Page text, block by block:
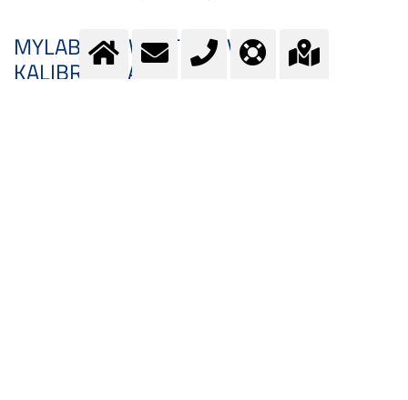
MYLAB: VERWALTUNG VON
KALIBRIERGASEN UND